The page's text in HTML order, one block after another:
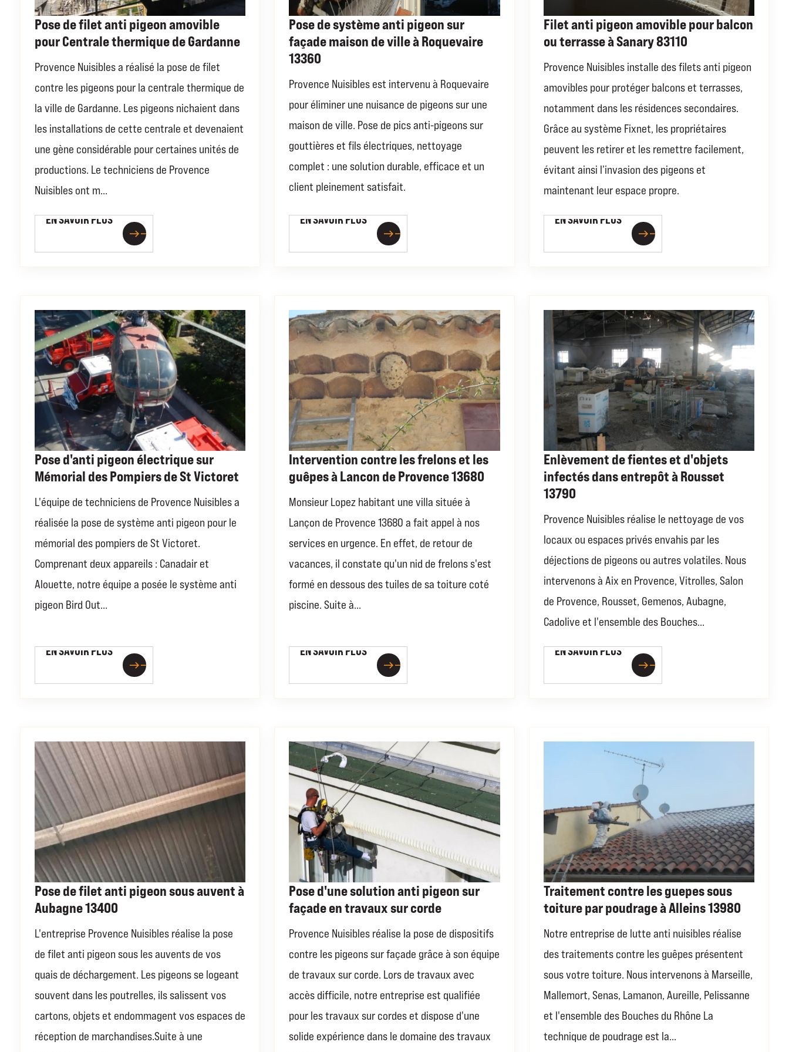
Pose de filet anti pigeon amovible
pour Centrale thermique de Gardanne
Provence Nuisibles a réalisé la pose de filet
contre les pigeons pour la centrale thermique de
la ville de Gardanne. Les pigeons nichaient dans
les installations de cette centrale et devenaient
une gène considérable pour certaines unités de
productions. Le techniciens de Provence
Nuisibles ont m...
EN SAVOIR PLUS
easteast
Pose de système anti pigeon sur
façade maison de ville à Roquevaire
13360
Provence Nuisibles est intervenu à Roquevaire
pour éliminer une nuisance de pigeons sur une
maison de ville. Pose de pics anti-pigeons sur
gouttières et fils électriques, nettoyage
complet : une solution durable, efficace et un
client pleinement satisfait.
EN SAVOIR PLUS
easteast
Filet anti pigeon amovible pour balcon
ou terrasse à Sanary 83110
Provence Nuisibles installe des filets anti pigeon
amovibles pour protéger balcons et terrasses,
notamment dans les résidences secondaires.
Grâce au système Fixnet, les propriétaires
peuvent les retirer et les remettre facilement,
évitant ainsi l’invasion des pigeons et
maintenant leur espace propre.
EN SAVOIR PLUS
easteast
Pose d'anti pigeon électrique sur
Mémorial des Pompiers de St Victoret
L'équipe de techniciens de Provence Nuisibles a
réalisée la pose de système anti pigeon pour le
mémorial des pompiers de St Victoret.
Comprenant deux appareils : Canadair et
Alouette, notre équipe a posée le système anti
pigeon Bird Out...
EN SAVOIR PLUS
easteast
Intervention contre les frelons et les
guêpes à Lancon de Provence 13680
Monsieur Lopez habitant une villa située à
Lançon de Provence 13680 a fait appel à nos
services en urgence. En effet, de retour de
vacances, il constate qu'un nid de frelons s'est
formé en dessous des tuiles de sa toiture coté
piscine. Suite à...
EN SAVOIR PLUS
easteast
Enlèvement de fientes et d'objets
infectés dans entrepôt à Rousset
13790
Provence Nuisibles réalise le nettoyage de vos
locaux ou espaces privés envahis par les
déjections de pigeons ou autres volatiles. Nous
intervenons à Aix en Provence, Vitrolles, Salon
de Provence, Rousset, Gemenos, Aubagne,
Cadolive et l'ensemble des Bouches...
EN SAVOIR PLUS
easteast
Pose de filet anti pigeon sous auvent à
Aubagne 13400
L'entreprise Provence Nuisibles réalise la pose
de filet anti pigeon sous les auvents de vos
quais de déchargement. Les pigeons se logeant
souvent dans les poutrelles, ils salissent vos
cartons, objets et endommagent vos espaces de
réception de marchandises.Suite à une
Pose d'une solution anti pigeon sur
façade en travaux sur corde
Provence Nuisibles réalise la pose de dispositifs
contre les pigeons sur façade grâce à son équipe
de travaux sur corde. Lors de travaux avec
accès difficile, notre entreprise est qualifiée
pour les travaux sur cordes et dispose d'une
solide expérience dans le domaine des travaux
Traitement contre les guepes sous
toiture par poudrage à Alleins 13980
Notre entreprise de lutte anti nuisibles réalise
des traitements contre les guêpes présentent
sous votre toiture. Nous intervenons à Marseille,
Mallemort, Senas, Lamanon, Aureille, Pelissanne
et l'ensemble des Bouches du Rhône La
technique de poudrage est la...